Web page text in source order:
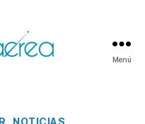
Menú
NOTICIAS